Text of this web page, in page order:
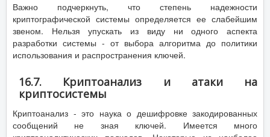
Важно подчеркнуть, что степень надежности
криптографической системы определяется ее слабейшим
звеном. Нельзя упускать из виду ни одного аспекта
разработки системы - от выбора алгоритма до политики
использования и распространения ключей.
16.7. Криптоанализ и атаки на
криптосистемы
Криптоанализ - это наука о дешифровке закодированных
сообщений не зная ключей. Имеется много